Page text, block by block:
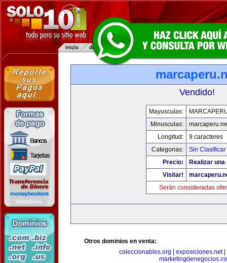
Vendido!
Mayusculas:
Minusculas:
Longitud:
9 caracteres
Categorias:
Sin Clasificar
Precio:
Realizar
Visitar!
Serán consideradas
Otros dominios en venta:
coleccionables.org
exposiciones.net|